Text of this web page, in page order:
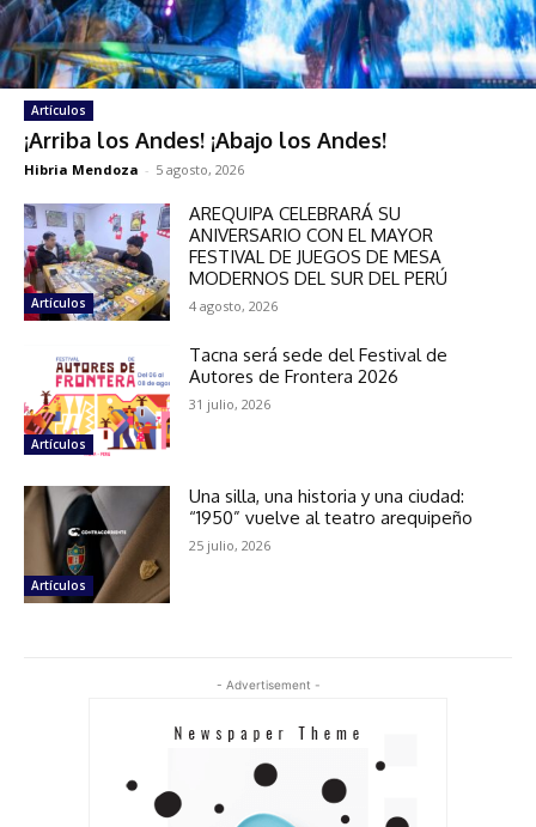
Artículos
¡Arriba los Andes! ¡Abajo los Andes!
Hibria Mendoza - 5 agosto, 2026
Artículos
AREQUIPA CELEBRARÁ SU
ANIVERSARIO CON EL MAYOR
FESTIVAL DE JUEGOS DE MESA
MODERNOS DEL SUR DEL PERÚ
4 agosto, 2026
Artículos
Tacna será sede del Festival de
Autores de Frontera 2026
31 julio, 2026
Artículos
Una silla, una historia y una ciudad:
“1950” vuelve al teatro arequipeño
25 julio, 2026
- Advertisement -